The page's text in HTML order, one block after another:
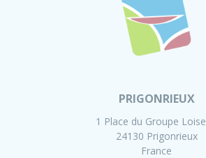
PRIGONRIEUX
1 Place du Groupe
24130 Prigonrieux
France